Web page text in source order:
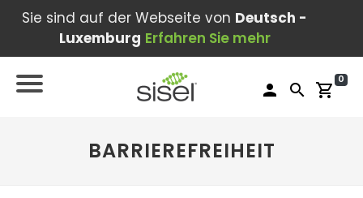
Sie sind auf der Webseite von Deutsch -
Luxemburg Erfahren Sie mehr
person search shopping_cart
0
BARRIEREFREIHEIT